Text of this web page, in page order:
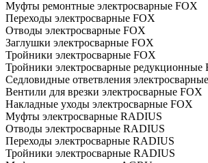
Муфты ремонтные электросварные FOX
Переходы электросварные FOX
Отводы электросварные FOX
Заглушки электросварные FOX
Тройники электросварные FOX
Тройники электросварные редукционные
Седловидные ответвления
Вентили для врезки электросварные FOX
Накладные уходы электросварные FOX
Муфты электросварные RADIUS
Отводы электросварные RADIUS
Переходы электросварные RADIUS
Тройники электросварные RADIUS